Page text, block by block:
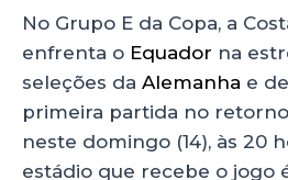
No Grupo E da Copa, a
enfrenta o Equador na
seleções da Alemanha e
primeira partida no
neste domingo (14), às 20
estádio que recebe o jogo